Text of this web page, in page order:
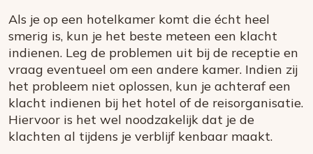
Als je op een hotelkamer komt die écht heel
smerig is, kun je het beste meteen een klacht
indienen. Leg de problemen uit bij de receptie en
vraag eventueel om een andere kamer. Indien zij
het probleem niet oplossen, kun je achteraf een
klacht indienen bij het hotel of de reisorganisatie.
Hiervoor is het wel noodzakelijk dat je de
klachten al tijdens je verblijf kenbaar maakt.